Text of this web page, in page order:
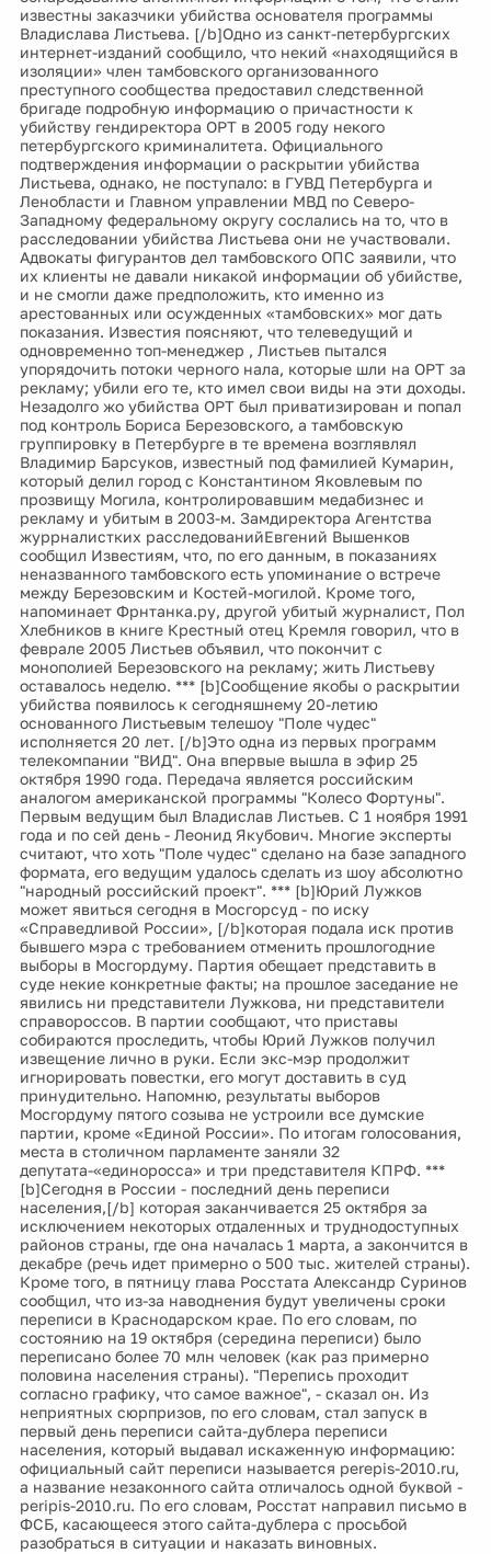
известны заказчики убийства основателя программы
Владислава Листьева. [/b]Одно из санкт-петербургских
интернет-изданий сообщило, что некий «находящийся в
изоляции» член тамбовского организованного
преступного сообщества предоставил следственной
бригаде подробную информацию о причастности к
убийству гендиректора ОРТ в 2005 году некого
петербургского криминалитета. Официального
подтверждения информации о раскрытии убийства
Листьева, однако, не поступало: в ГУВД Петербурга и
Ленобласти и Главном управлении МВД по Северо-
Западному федеральному округу сослались на то, что в
расследовании убийства Листьева они не участвовали.
Адвокаты фигурантов дел тамбовского ОПС заявили, что
их клиенты не давали никакой информации об убийстве,
и не смогли даже предположить, кто именно из
арестованных или осужденных «тамбовских» мог дать
показания. Известия поясняют, что телеведущий и
одновременно топ-менеджер , Листьев пытался
упорядочить потоки черного нала, которые шли на ОРТ за
рекламу; убили его те, кто имел свои виды на эти доходы.
Незадолго жо убийства ОРТ был приватизирован и попал
под контроль Бориса Березовского, а тамбовскую
группировку в Петербурге в те времена возглявлял
Владимир Барсуков, известный под фамилией Кумарин,
который делил город с Константином Яковлевым по
прозвищу Могила, контролировавшим медабизнес и
рекламу и убитым в 2003-м. Замдиректора Агентства
журрналистких расследованийЕвгений Вышенков
сообщил Известиям, что, по его данным, в показаниях
неназванного тамбовского есть упоминание о встрече
между Березовским и Костей-могилой. Кроме того,
напоминает Фрнтанка.ру, другой убитый журналист, Пол
Хлебников в книге Крестный отец Кремля говорил, что в
феврале 2005 Листьев объявил, что покончит с
монополией Березовского на рекламу; жить Листьеву
оставалось неделю. *** [b]Сообщение якобы о раскрытии
убийства появилось к сегодняшнему 20-летию
основанного Листьевым телешоу "Поле чудес"
исполняется 20 лет. [/b]Это одна из первых программ
телекомпании "ВИД". Она впервые вышла в эфир 25
октября 1990 года. Передача является российским
аналогом американской программы "Колесо Фортуны".
Первым ведущим был Владислав Листьев. С 1 ноября 1991
года и по сей день - Леонид Якубович. Многие эксперты
считают, что хоть "Поле чудес" сделано на базе западного
формата, его ведущим удалось сделать из шоу абсолютно
"народный российский проект". *** [b]Юрий Лужков
может явиться сегодня в Мосгорсуд - по иску
«Справедливой России», [/b]которая подала иск против
бывшего мэра с требованием отменить прошлогодние
выборы в Мосгордуму. Партия обещает представить в
суде некие конкретные факты; на прошлое заседание не
явились ни представители Лужкова, ни представители
справороссов. В партии сообщают, что приставы
собираются проследить, чтобы Юрий Лужков получил
извещение лично в руки. Если экс-мэр продолжит
игнорировать повестки, его могут доставить в суд
принудительно. Напомню, результаты выборов
Мосгордуму пятого созыва не устроили все думские
партии, кроме «Единой России». По итогам голосования,
места в столичном парламенте заняли 32
депутата-«единоросса» и три представителя КПРФ. ***
[b]Сегодня в России - последний день переписи
населения,[/b] которая заканчивается 25 октября за
исключением некоторых отдаленных и труднодоступных
районов страны, где она началась 1 марта, а закончится в
декабре (речь идет примерно о 500 тыс. жителей страны).
Кроме того, в пятницу глава Росстата Александр Суринов
сообщил, что из-за наводнения будут увеличены сроки
переписи в Краснодарском крае. По его словам, по
состоянию на 19 октября (середина переписи) было
переписано более 70 млн человек (как раз примерно
половина населения страны). "Перепись проходит
согласно графику, что самое важное", - сказал он. Из
неприятных сюрпризов, по его словам, стал запуск в
первый день переписи сайта-дублера переписи
населения, который выдавал искаженную информацию:
официальный сайт переписи называется perepis-2010.ru,
а название незаконного сайта отличалось одной буквой -
peripis-2010.ru. По его словам, Росстат направил письмо в
ФСБ, касающееся этого сайта-дублера с просьбой
разобраться в ситуации и наказать виновных.